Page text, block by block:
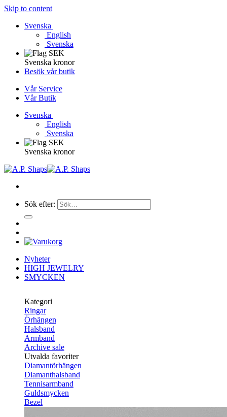
Skip to content
Svenska
English
Svenska
Svenska kronor
Besök vår butik
Vår Service
Vår Butik
Svenska
English
Svenska
Svenska kronor
Sök efter:
Nyheter
HIGH JEWELRY
SMYCKEN
Kategori
Ringar
Örhängen
Halsband
Armband
Archive sale
Utvalda favoriter
Diamantörhängen
Diamanthalsband
Tennisarmband
Guldsmycken
Bezel